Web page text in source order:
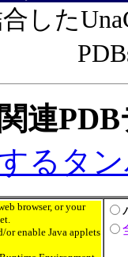
した
連
るタ
browser, or your
or enable Java applets